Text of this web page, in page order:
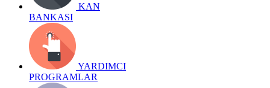
KAN
BANKASI
YARDIMCI
PROGRAMLAR